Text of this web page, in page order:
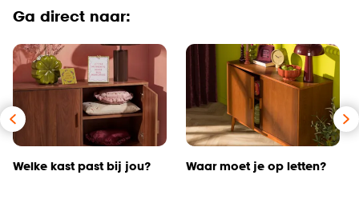
Ga direct naar:
Welke kast past bij jou? Waar moet je op letten?